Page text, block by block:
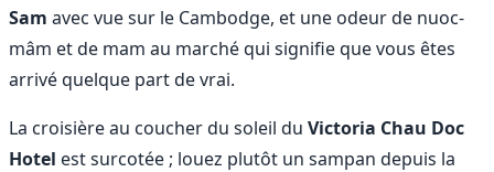
Sam avec vue sur le Cambodge, et une odeur de nuoc-
mâm et de mam au marché qui signifie que vous êtes
arrivé quelque part de vrai.
La croisière au coucher du soleil du Victoria Chau Doc
Hotel est surcotée ; louez plutôt un sampan depuis la